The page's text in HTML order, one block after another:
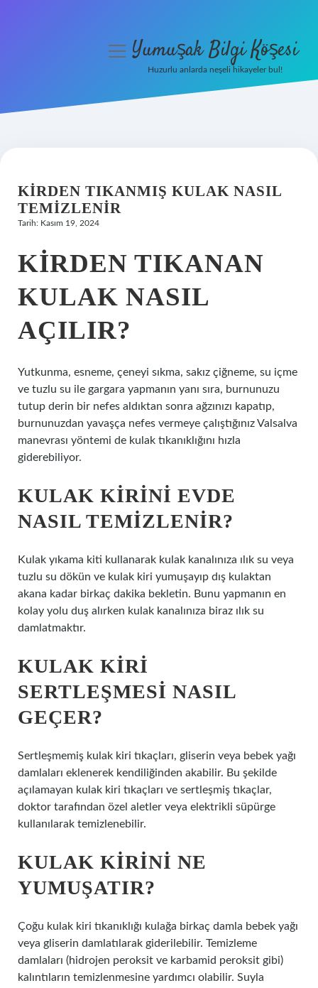
Hakkımızda
menüyüYumuşak Bilgi Köşesi
Huzurlu anlarda neşeli hikayeler bul!
KIRDEN TIKANMIŞ KULAK NASIL
TEMIZLENIR
Tarih: Kasım 19, 2024
KIRDEN TIKANAN
KULAK NASIL
AÇILIR?
Yutkunma, esneme, çeneyi sıkma, sakız çiğneme, su içme
ve tuzlu su ile gargara yapmanın yanı sıra, burnunuzu
tutup derin bir nefes aldıktan sonra ağzınızı kapatıp,
burnunuzdan yavaşça nefes vermeye çalıştığınız Valsalva
manevrası yöntemi de kulak tıkanıklığını hızla
giderebiliyor.
KULAK KIRINI EVDE
NASIL TEMIZLENIR?
Kulak yıkama kiti kullanarak kulak kanalınıza ılık su veya
tuzlu su dökün ve kulak kiri yumuşayıp dış kulaktan
akana kadar birkaç dakika bekletin. Bunu yapmanın en
kolay yolu duş alırken kulak kanalınıza biraz ılık su
damlatmaktır.
KULAK KIRI
SERTLEŞMESI NASIL
GEÇER?
Sertleşmemiş kulak kiri tıkaçları, gliserin veya bebek yağı
damlaları eklenerek kendiliğinden akabilir. Bu şekilde
açılamayan kulak kiri tıkaçları ve sertleşmiş tıkaçlar,
doktor tarafından özel aletler veya elektrikli süpürge
kullanılarak temizlenebilir.
KULAK KIRINI NE
YUMUŞATIR?
Çoğu kulak kiri tıkanıklığı kulağa birkaç damla bebek yağı
veya gliserin damlatılarak giderilebilir. Temizleme
damlaları (hidrojen peroksit ve karbamid peroksit gibi)
kalıntıların temizlenmesine yardımcı olabilir. Suyla